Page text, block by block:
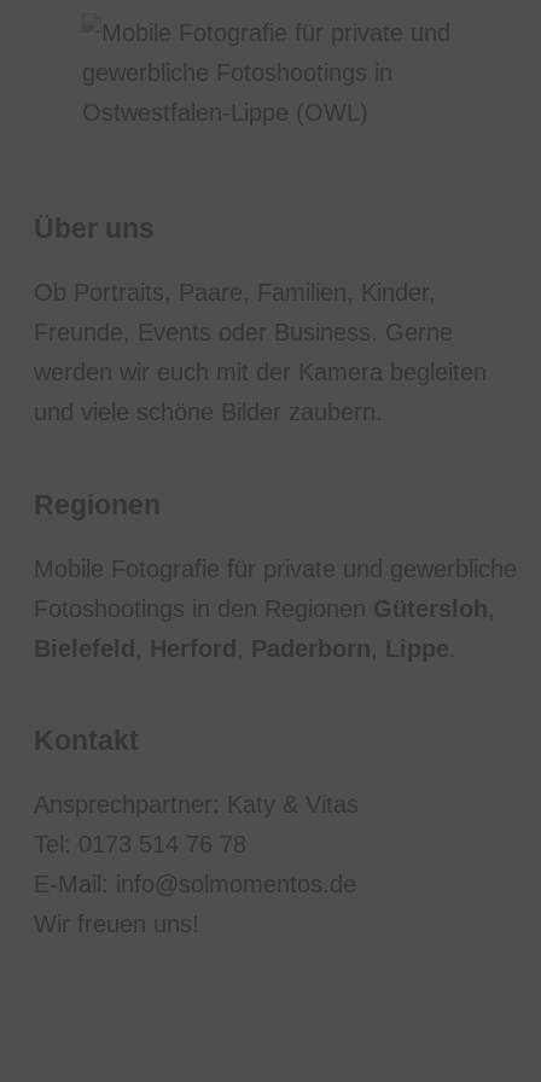
Über uns
Ob Portraits, Paare, Familien, Kinder,
Freunde, Events oder Business. Gerne
werden wir euch mit der Kamera begleiten
und viele schöne Bilder zaubern.
Regionen
Mobile Fotografie für private und gewerbliche
Fotoshootings in den Regionen Gütersloh,
Bielefeld, Herford, Paderborn, Lippe.
Kontakt
Ansprechpartner: Katy & Vitas
Tel: 0173 514 76 78
E-Mail: info@solmomentos.de
Wir freuen uns!